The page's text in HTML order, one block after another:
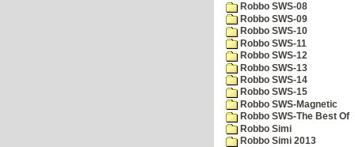
Robbo SWS-08
Robbo SWS-09
Robbo SWS-10
Robbo SWS-11
Robbo SWS-12
Robbo SWS-13
Robbo SWS-14
Robbo SWS-15
Robbo SWS-Magnetic
Robbo SWS-The Best Of
Robbo Simi
Robbo Simi 2013